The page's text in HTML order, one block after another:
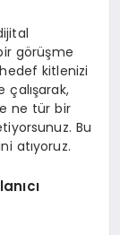
görüşme
kitlenizi
çalışarak,
ne tür bir
Bu
atıyoruz.